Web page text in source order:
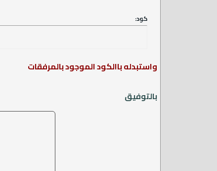
كود:
واستبدله باالكود الموجود بالمرفقات
بالتوفيق